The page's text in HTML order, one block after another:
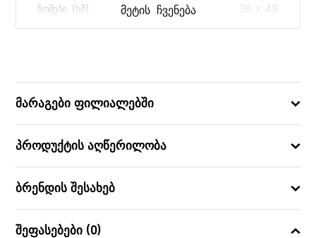
ᲖᲝᲛᲔᲑᲘ (ᲡᲛ) 36 x 49
ᲛᲔᲢᲘᲡ ᲩᲕᲔᲜᲔᲑᲐ
მარაგები ფილიალებში
პროდუქტის აღწერილობა
ბრენდის შესახებ
შეფასებები (0)